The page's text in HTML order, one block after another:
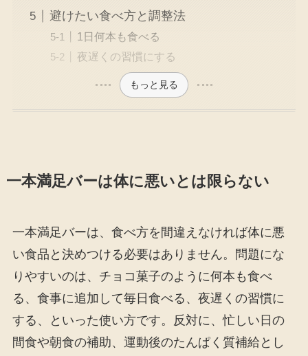
避けたい食べ方と調整法
1日何本も食べる
夜遅くの習慣にする
もっと見る
一本満足バーは体に悪いとは限らない
一本満足バーは、食べ方を間違えなければ体に悪
い食品と決めつける必要はありません。問題にな
りやすいのは、チョコ菓子のように何本も食べ
る、食事に追加して毎日食べる、夜遅くの習慣に
する、といった使い方です。反対に、忙しい日の
間食や朝食の補助、運動後のたんぱく質補給とし